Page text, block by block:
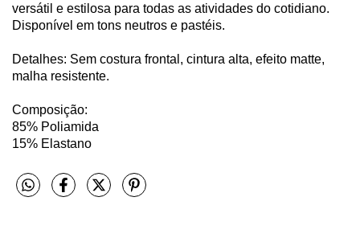
versátil e estilosa para todas as atividades do cotidiano.
Disponível em tons neutros e pastéis.
Detalhes: Sem costura frontal, cintura alta, efeito matte,
malha resistente.
Composição:
85% Poliamida
15% Elastano